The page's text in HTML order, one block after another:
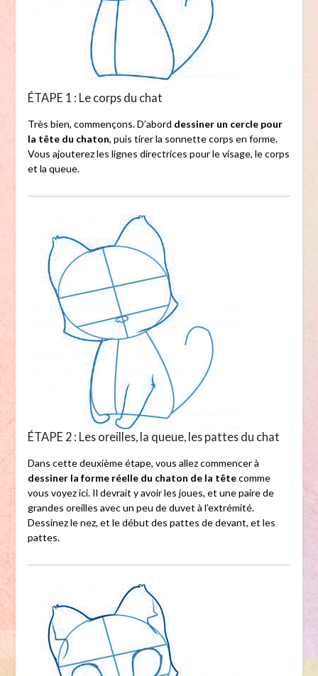
ÉTAPE 1 : Le corps du chat
Très bien, commençons. D’abord dessiner un cercle pour
la tête du chaton, puis tirer la sonnette corps en forme.
Vous ajouterez les lignes directrices pour le visage, le corps
et la queue.
ÉTAPE 2 : Les oreilles, la queue, les pattes du chat
Dans cette deuxième étape, vous allez commencer à
dessiner la forme réelle du chaton de la têtecomme
vous voyez ici. Il devrait y avoir les joues, et une paire de
grandes oreilles avec un peu de duvet à l’extrémité.
Dessinez le nez, et le début des pattes de devant, et les
pattes.